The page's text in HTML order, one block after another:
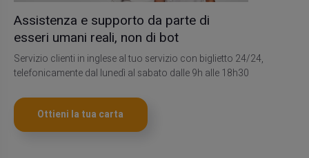
Assistenza e supporto da parte di
esseri umani reali, non di bot
Servizio clienti in inglese al tuo servizio con biglietto 24/24,
telefonicamente dal lunedì al sabato dalle 9h alle 18h30
Ottieni la tua carta